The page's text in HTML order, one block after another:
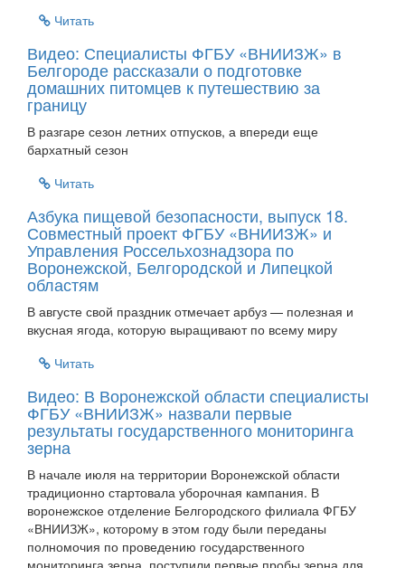
Читать
Видео: Специалисты ФГБУ «ВНИИЗЖ» в
Белгороде рассказали о подготовке
домашних питомцев к путешествию за
границу
В разгаре сезон летних отпусков, а впереди еще
бархатный сезон
Читать
Азбука пищевой безопасности, выпуск 18.
Совместный проект ФГБУ «ВНИИЗЖ» и
Управления Россельхознадзора по
Воронежской, Белгородской и Липецкой
областям
В августе свой праздник отмечает арбуз — полезная и
вкусная ягода, которую выращивают по всему миру
Читать
Видео: В Воронежской области специалисты
ФГБУ «ВНИИЗЖ» назвали первые
результаты государственного мониторинга
зерна
В начале июля на территории Воронежской области
традиционно стартовала уборочная кампания. В
воронежское отделение Белгородского филиала ФГБУ
«ВНИИЗЖ», которому в этом году были переданы
полномочия по проведению государственного